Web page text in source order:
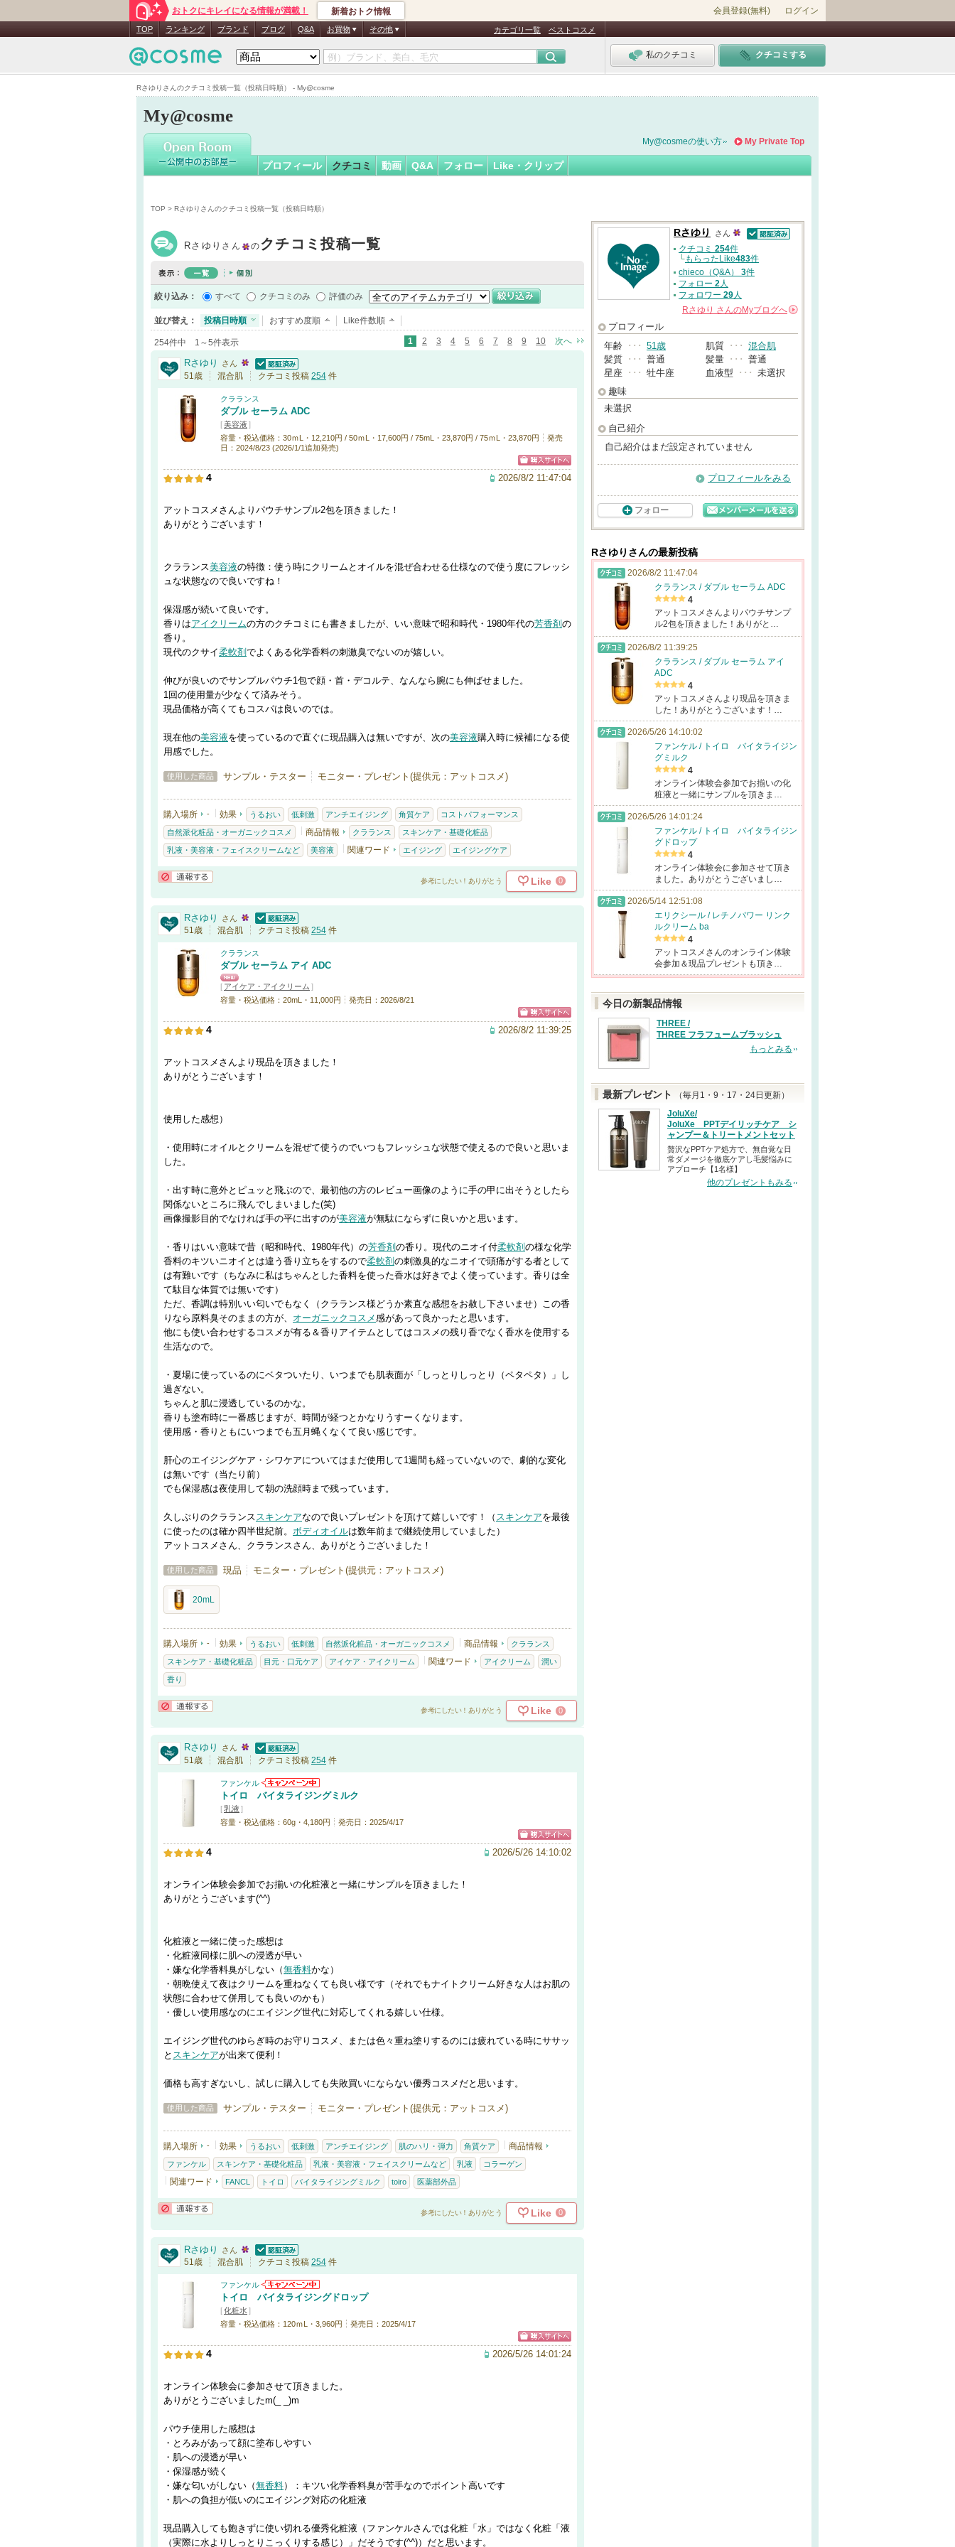
Rさゆりさんのクチコミ投稿一覧（投稿日時順） - My@cosme
おトクにキレイになる情報が満載！ 新着おトク情報 会員登録(無料) ログイン
TOP ランキング ブランド ブログ Q&A お買物 その他 カテゴリ一覧 ベストコスメ
私のクチコミ クチコミする
My@cosme
Rさゆりさん
認
証
My Private Top
My@cosmeの使い方
プロフィール クチコミ 動画 Q&A フォロー Like・クリップ
TOP > Rさゆりさんのクチコミ投稿一覧（投稿日時順）
Rさゆり さん のクチコミ投稿一覧
絞り込み： すべて クチコミのみ 評価のみ
並び替え： 投稿日時順 おすすめ度順 Like件数順
254件中 1～5件表示 1 2 3 4 5 6 7 8 9 10 次へ
Rさゆり
さん
認証済
51歳 混合肌 クチコミ投稿 254 件
クラランス
ダブル セーラム ADC
[美容液]
容量・税込価格：30ｍL・12,210円 / 50ｍL・17,600円 / 75mL・23,870円 / 75ｍL・23,870円
発売
日：2024/8/23 (2026/1/1追加発売)
4 2026/8/2 11:47:04
アットコスメさんよりパウチサンプル2包を頂きました！
ありがとうございます！
クラランス美容液の特徴：使う時にクリームとオイルを混ぜ合わせる仕様なので使う度にフレッシ
ュな状態なので良いですね！
保湿感が続いて良いです。
香りはアイクリームの方のクチコミにも書きましたが、いい意味で昭和時代・1980年代の芳香剤の
香り。
現代のクサイ柔軟剤でよくある化学香料の刺激臭でないのが嬉しい。
伸びが良いのでサンプルパウチ1包で顔・首・デコルテ、なんなら腕にも伸ばせました。
1回の使用量が少なくて済みそう。
現品価格が高くてもコスパは良いのでは。
現在他の美容液を使っているので直ぐに現品購入は無いですが、次の美容液購入時に候補になる使
用感でした。
使用した商品 サンプル・テスター モニター・プレゼント(提供元：アットコスメ)
購入場所 - 効果 うるおい 低刺激 アンチエイジング 角質ケア コストパフォーマンス
自然派化粧品・オーガニックコスメ 商品情報 クラランス スキンケア・基礎化粧品
乳液・美容液・フェイスクリームなど 美容液 関連ワード エイジング エイジングケア
参考にしたい！ありがとう Like 0
Rさゆり
さん
認証済
51歳 混合肌 クチコミ投稿 254 件
クラランス
ダブル セーラム アイ ADC
[ アイケア・アイクリーム ]
容量・税込価格：20mL・11,000円
発売日：2026/8/21
4 2026/8/2 11:39:25
アットコスメさんより現品を頂きました！
ありがとうございます！
使用した感想）
・使用時にオイルとクリームを混ぜて使うのでいつもフレッシュな状態で使えるので良いと思いま
した。
・出す時に意外とピュッと飛ぶので、最初他の方のレビュー画像のように手の甲に出そうとしたら
関係ないところに飛んでしまいました(笑)
画像撮影目的でなければ手の平に出すのが美容液が無駄にならずに良いかと思います。
・香りはいい意味で昔（昭和時代、1980年代）の芳香剤 の香り。現代のニオイ付柔軟剤 の様な化学
香料のキツいニオイとは違う香り立ちをするので柔軟剤 の刺激臭的なニオイで頭痛がする者として
は有難いです（ちなみに私はちゃんとした香料を使った香水は好きでよく使っています。香りは全
て駄目な体質では無いです）
ただ、香調は特別いい匂いでもなく（クラランス様どうか素直な感想をお赦し下さいませ）この香
りなら原料臭そのままの方が、 オーガニックコスメ感があって良かったと思います。
他にも使い合わせするコスメが有る＆香りアイテムとしてはコスメの残り香でなく香水を使用する
生活なので。
・夏場に使っているのにベタついたり、いつまでも肌表面が「しっとりしっとり（ペタペタ）」し
過ぎない。
ちゃんと肌に浸透しているのかな。
香りも塗布時に一番感じますが、時間が経つとかなりうすーくなります。
使用感・香りともにいつまでも五月蝿くなくて良い感じです。
肝心のエイジングケア・シワケアについてはまだ使用して1週間も経っていないので、劇的な変化
は無いです（当たり前）
でも保湿感は夜使用して朝の洗顔時まで残っています。
久しぶりのクラランススキンケアなので良いプレゼントを頂けて嬉しいです！（ スキンケアを最後
に使ったのは確か四半世紀前。 ボディオイルは数年前まで継続使用していました）
アットコスメさん、クラランスさん、ありがとうございました！
使用した商品 現品 モニター・プレゼント(提供元：アットコスメ)
20mL
購入場所 - 効果 うるおい 低刺激 自然派化粧品・オーガニックコスメ 商品情報 クラランス
スキンケア・基礎化粧品 目元・口元ケア アイケア・アイクリーム 関連ワード アイクリーム 潤い
香り
参考にしたい！ありがとう Like 0
Rさゆり
さん
認証済
51歳 混合肌 クチコミ投稿 254 件
ファンケル
トイロ バイタライジングミルク
[乳液]
容量・税込価格：60g・4,180円
発売日：2025/4/17
4 2026/5/26 14:10:02
オンライン体験会参加でお揃いの化粧液と一緒にサンプルを頂きました！
ありがとうございます(^^)
化粧液と一緒に使った感想は
・化粧液同様に肌への浸透が早い
・嫌な化学香料臭がしない（無香料かな）
・朝晩使えて夜はクリームを重ねなくても良い様です（それでもナイトクリーム好きな人はお肌の
状態に合わせて併用しても良いのかも）
・優しい使用感なのにエイジング世代に対応してくれる嬉しい仕様。
エイジング世代のゆらぎ時のお守りコスメ、または色々重ね塗りするのには疲れている時にササッ
と スキンケアが出来て便利！
価格も高すぎないし、試しに購入しても失敗買いにならない優秀コスメだと思います。
使用した商品 サンプル・テスター モニター・プレゼント(提供元：アットコスメ)
購入場所 - 効果 うるおい 低刺激 アンチエイジング 肌のハリ・弾力 角質ケア 商品情報
ファンケル スキンケア・基礎化粧品 乳液・美容液・フェイスクリームなど 乳液 コラーゲン
関連ワード FANCL トイロ バイタライジングミルク toiro 医薬部外品
参考にしたい！ありがとう Like 0
Rさゆり
さん
認証済
51歳 混合肌 クチコミ投稿 254 件
ファンケル
トイロ バイタライジングドロップ
[化粧水 ]
容量・税込価格：120ｍL・3,960円
発売日：2025/4/17
4 2026/5/26 14:01:24
オンライン体験会に参加させて頂きました。
ありがとうございましたm(_ _)m
パウチ使用した感想は
・とろみがあって顔に塗布しやすい
・肌への浸透が早い
・保湿感が続く
・嫌な匂いがしない（無香料）：キツい化学香料臭が苦手なのでポイント高いです
・肌への負担が低いのにエイジング対応の化粧液
現品購入しても飽きずに使い切れる優秀化粧液（ファンケルさんでは化粧「水」ではなく化粧「液
（実際に水よりしっとりこっくりする感じ）」だそうです(^^)）だと思います。
Rさゆり
さん
クチコミ 254件
└もらったLike483件
chieco（Q&A） 3件
フォロー 2人
フォロワー 29人
Rさゆり さんのMyブログへ
プロフィール
年齢 ･･･ 51歳 肌質 ･･･ 混合肌
髪質 ･･･ 普通 髪量 ･･･ 普通
星座 ･･･ 牡牛座 血液型 ･･･ 未選択
趣味
未選択
自己紹介
自己紹介はまだ設定されていません
プロフィールをみる
フォロー
Rさゆりさんの最新投稿
2026/8/2 11:47:04
クラランス / ダブル セーラム ADC
4
アットコスメさんよりパウチサンプ
ル2包を頂きました！ありがと…
2026/8/2 11:39:25
クラランス / ダブル セーラム アイ
ADC
4
アットコスメさんより現品を頂きま
した！ありがとうございます！…
2026/5/26 14:10:02
ファンケル / トイロ バイタライジン
グミルク
4
オンライン体験会参加でお揃いの化
粧液と一緒にサンプルを頂きま…
2026/5/26 14:01:24
ファンケル / トイロ バイタライジン
グドロップ
4
オンライン体験会に参加させて頂き
ました。ありがとうございまし…
2026/5/14 12:51:08
エリクシール / レチノパワー リンク
ルクリーム ba
4
アットコスメさんのオンライン体験
会参加＆現品プレゼントも頂き…
今日の新製品情報
THREE /
THREE フラフュームブラッシュ
もっとみる
最新プレゼント
（毎月1・9・17・24日更新）
JoluXe/
JoluXe PPTデイリッチケア シ
ャンプー＆トリートメントセット
贅沢なPPTケア処方で、無自覚な日
常ダメージを徹底ケアし毛髪悩みに
アプローチ【1名様】
他のプレゼントもみる